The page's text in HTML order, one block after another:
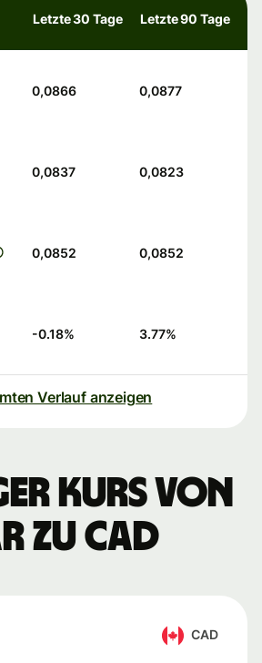
Letzte 30 Tage Letzte 90 Tage
0,0866 0,0877
0,0837 0,0823
0,0852 0,0852
-0.18% 3.77%
Verlauf anzeigen
Kurs von
zu CAD
CAD